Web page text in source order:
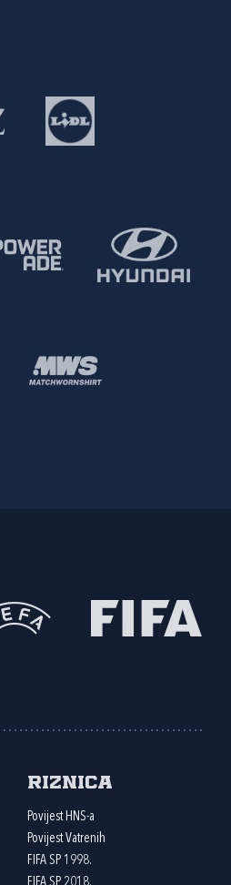
Riznica
Povijest HNS-a
Povijest Vatrenih
FIFA SP 1998.